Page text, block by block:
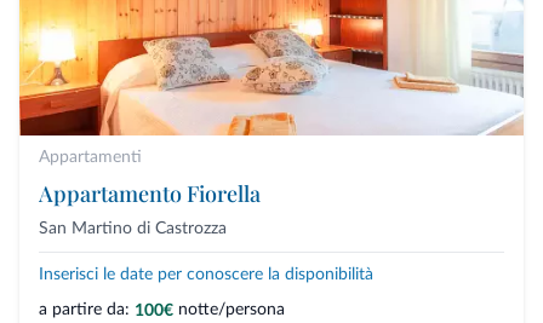
Appartamenti
Appartamento Fiorella
San Martino di Castrozza
Inserisci le date per conoscere la disponibilità
a partire da: 100€ notte/persona